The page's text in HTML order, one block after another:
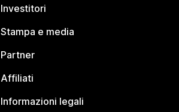
Investitori
Stampa e media
Partner
Affiliati
Informazioni legali